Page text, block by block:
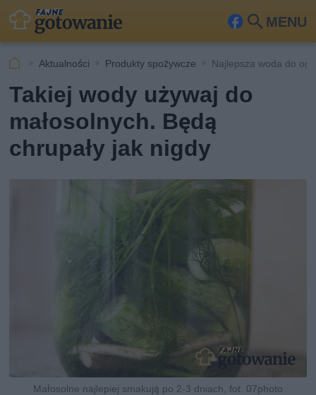
MENU
Fa
ook
Szu
Aktualności Produkty spożywcze Najlepsza woda do
Takiej wody używaj do
małosolnych. Będą
chrupały jak nigdy
Małosolne najlepiej smakują po 2-3 dniach, fot. 07photo